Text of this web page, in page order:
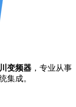
变频器 ，专业从事
集成。